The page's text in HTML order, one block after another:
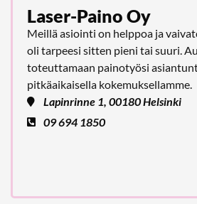
Laser-Paino Oy
Meillä asiointi on helppoa ja
oli tarpeesi sitten pieni tai suuri.
toteuttamaan painotyösi
pitkäaikaisella kokemuksellamme.
Lapinrinne 1, 00180 Helsinki
09 694 1850